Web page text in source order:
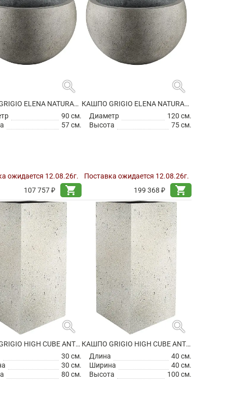
search
КАШПО GRIGIO ELENA NATURAL CONCRETE
90 см.
57 см.
ожидается 12.08.26г.
107 757 ₽
shopping_cart
search
КАШПО GRIGIO ELENA NATURAL CONCRETE
Диаметр
120 см.
Высота
75 см.
Поставка ожидается 12.08.26г.
199 368 ₽
shopping_cart
search
КАШПО GRIGIO HIGH CUBE ANTIQUE WHITE
30 см.
30 см.
80 см.
search
КАШПО GRIGIO HIGH CUBE ANTIQUE WHITE
Длина
40 см.
Ширина
40 см.
Высота
100 см.